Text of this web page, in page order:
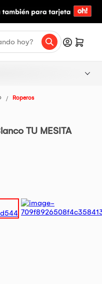
Roperos
TU MESITA